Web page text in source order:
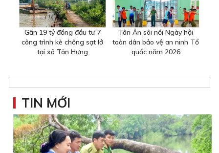
Gần 19 tỷ đồng đầu tư 7
công trình kè chống sạt lở
tại xã Tân Hưng
Tân Ân sôi nổi Ngày hội
toàn dân bảo vệ an ninh Tổ
quốc năm 2026
TIN MỚI